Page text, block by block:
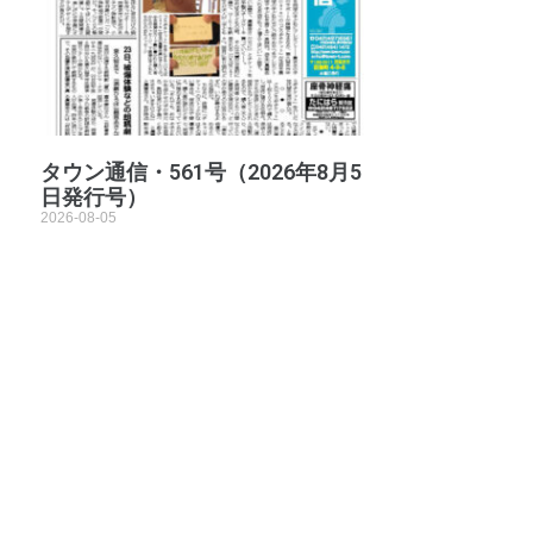
タウン通信・561号（2026年8月5
日発行号）
2026-08-05